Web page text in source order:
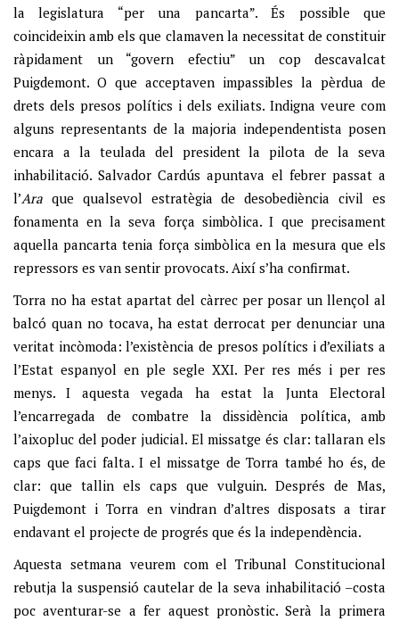
la legislatura “per una pancarta”. És possible que
coincideixin amb els que clamaven la necessitat de constituir
ràpidament un “govern efectiu” un cop descavalcat
Puigdemont. O que acceptaven impassibles la pèrdua de
drets dels presos polítics i dels exiliats. Indigna veure com
alguns representants de la majoria independentista posen
encara a la teulada del president la pilota de la seva
inhabilitació. Salvador Cardús apuntava el febrer passat a
l’Ara que qualsevol estratègia de desobediència civil es
fonamenta en la seva força simbòlica. I que precisament
aquella pancarta tenia força simbòlica en la mesura que els
repressors es van sentir provocats. Així s’ha confirmat.
Torra no ha estat apartat del càrrec per posar un llençol al
balcó quan no tocava, ha estat derrocat per denunciar una
veritat incòmoda: l’existència de presos polítics i d’exiliats a
l’Estat espanyol en ple segle XXI. Per res més i per res
menys. I aquesta vegada ha estat la Junta Electoral
l’encarregada de combatre la dissidència política, amb
l’aixopluc del poder judicial. El missatge és clar: tallaran els
caps que faci falta. I el missatge de Torra també ho és, de
clar: que tallin els caps que vulguin. Després de Mas,
Puigdemont i Torra en vindran d’altres disposats a tirar
endavant el projecte de progrés que és la independència.
Aquesta setmana veurem com el Tribunal Constitucional
rebutja la suspensió cautelar de la seva inhabilitació –costa
poc aventurar-se a fer aquest pronòstic. Serà la primera